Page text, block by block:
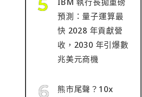
預測：量子運算最
快 2028 年貢獻營
收，2030 年引爆數
兆美元商機
熊市尾聲？10x